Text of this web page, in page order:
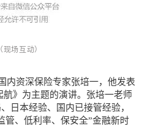
（现场互动）
内资深保险专家张培一，他发表
航》为主题的演讲。张培一老师
日本经验、国内已接管经验，
管、低利率、保安全”金融新时